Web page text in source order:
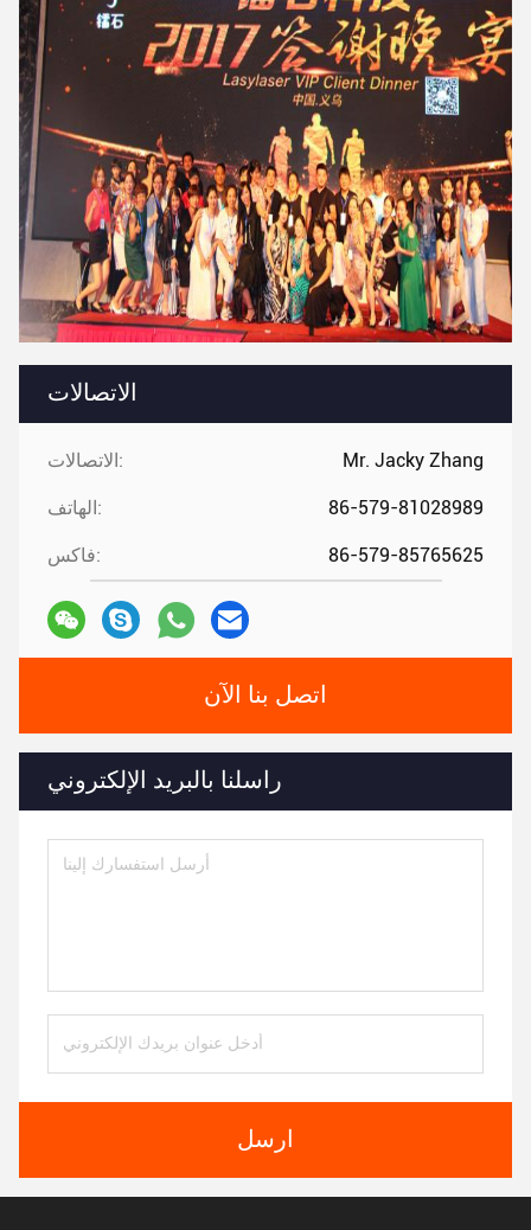
الاتصالات
الاتصالات: Mr. Jacky Zhang
الهاتف: 86-579-81028989
فاكس: 86-579-85765625
اتصل بنا الآن
راسلنا بالبريد الإلكتروني
ارسل